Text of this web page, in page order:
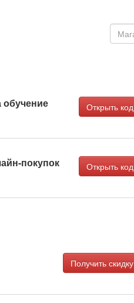
обучение
Открыть код
покупок
Открыть код
Получить скидку